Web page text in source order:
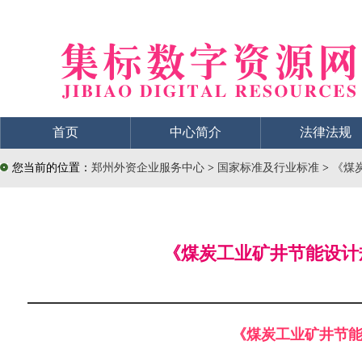
首页 中心简介 法律法规
您当前的位置： 郑州外资企业服务中心 > 国家标准及行业标准 > 《
《煤炭工业矿井节能设
《煤炭工业矿井节